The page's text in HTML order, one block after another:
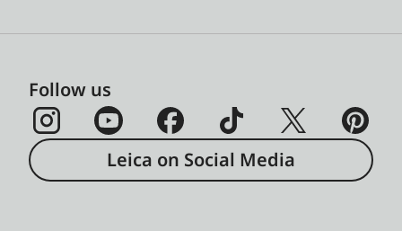
Follow us
Leica on Social Media